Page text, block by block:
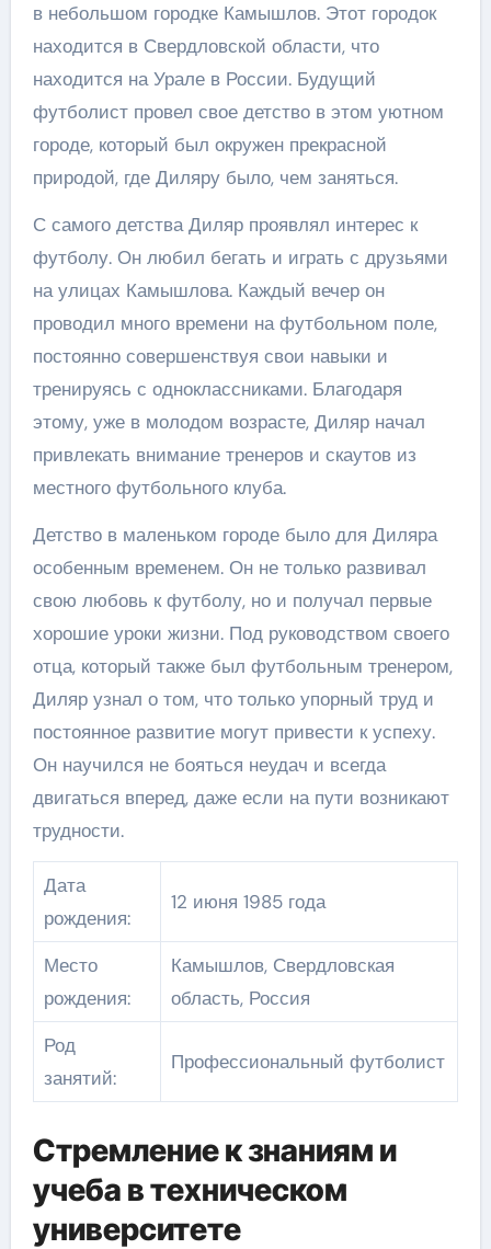
в небольшом городке Камышлов. Этот городок
находится в Свердловской области, что
находится на Урале в России. Будущий
футболист провел свое детство в этом уютном
городе, который был окружен прекрасной
природой, где Диляру было, чем заняться.
С самого детства Диляр проявлял интерес к
футболу. Он любил бегать и играть с друзьями
на улицах Камышлова. Каждый вечер он
проводил много времени на футбольном поле,
постоянно совершенствуя свои навыки и
тренируясь с одноклассниками. Благодаря
этому, уже в молодом возрасте, Диляр начал
привлекать внимание тренеров и скаутов из
местного футбольного клуба.
Детство в маленьком городе было для Диляра
особенным временем. Он не только развивал
свою любовь к футболу, но и получал первые
хорошие уроки жизни. Под руководством своего
отца, который также был футбольным тренером,
Диляр узнал о том, что только упорный труд и
постоянное развитие могут привести к успеху.
Он научился не бояться неудач и всегда
двигаться вперед, даже если на пути возникают
трудности.
Дата
рождения:
12 июня 1985 года
Место
рождения:
Камышлов, Свердловская
область, Россия
Род
занятий:
Профессиональный футболист
Стремление к знаниям и
учеба в техническом
университете